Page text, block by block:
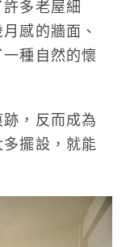
多老屋細
感的牆面、
種自然的懷
，反而成為
擺設，就能